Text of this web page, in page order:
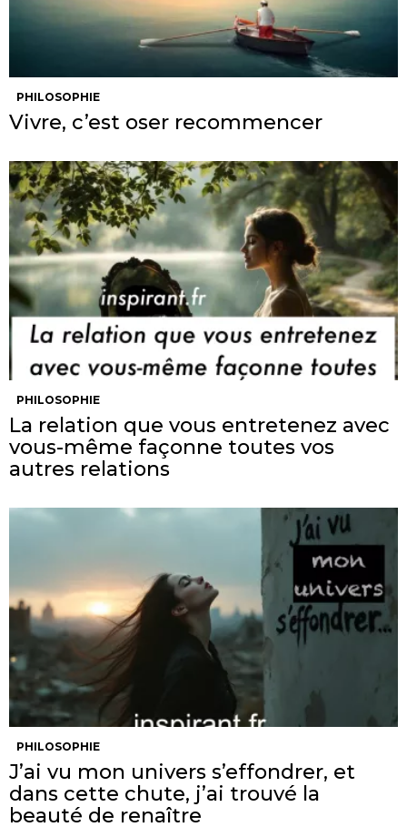
PHILOSOPHIE
Vivre, c’est oser recommencer
PHILOSOPHIE
La relation que vous entretenez avec
vous-même façonne toutes vos
autres relations
PHILOSOPHIE
J’ai vu mon univers s’effondrer, et
dans cette chute, j’ai trouvé la
beauté de renaître